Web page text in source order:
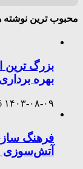
محبوب ترین نوشته
بزرگ ترین
بهره
۱۴۰۳-۰۸-۰۹
آتش‌سوزی